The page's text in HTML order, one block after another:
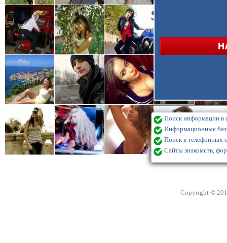
Поиск информации в
Информационные
Поиск в телефонных
Сайты знакомств,
Copyright ©